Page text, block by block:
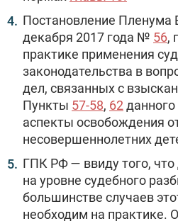
Постановление Пленума
декабря 2017 года № 56,
практике применения
законодательства в
дел, связанных с
Пункты 57-58, 62
аспекты освобождения
несовершеннолетних
ГПК РФ — ввиду того,
на уровне судебного
большинстве случаев
необходим на практике.